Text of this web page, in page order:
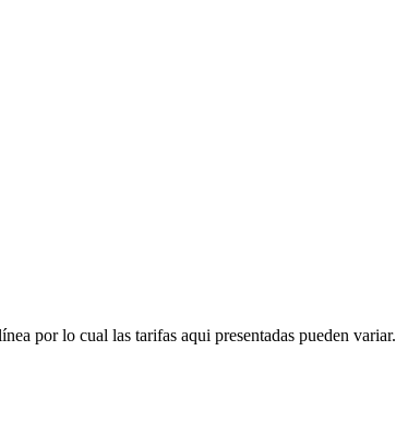
por lo cual las tarifas aqui presentadas pueden variar.